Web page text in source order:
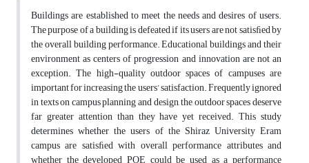
Buildings are established to meet the needs and desires of users.
The purpose of a building is defeated if its users are not satisﬁed by
the overall building performance. Educational buildings and their
environment as centers of progression and innovation are not an
exception. The high-quality outdoor spaces of campuses are
important for increasing the users’ satisfaction. Frequently ignored
in texts on campus planning and design, the outdoor spaces deserve
far greater attention than they have yet received. This study
determines whether the users of the Shiraz University Eram
campus are satisﬁed with overall performance attributes and